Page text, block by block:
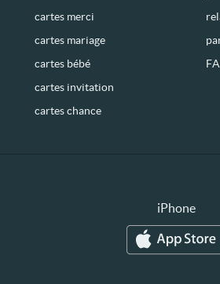
cartes merci
cartes mariage
cartes bébé
cartes invitation
cartes chance
iPhone